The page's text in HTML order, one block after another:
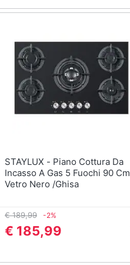
STAYLUX - Piano Cottura Da
Incasso A Gas 5 Fuochi 90 Cm
Vetro Nero /Ghisa
€ 189,99 -2%
€ 185,99